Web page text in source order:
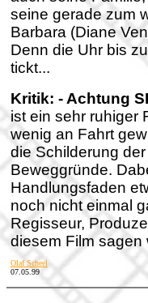
seine gerade zum
Barbara (Diane
Denn die Uhr bis
tickt...
Kritik: - Achtung
ist ein sehr ruhiger
wenig an Fahrt
die Schilderung
Beweggründe.
Handlungsfaden
noch nicht einmal
Regisseur,
diesem Film sagen
Olaf Scheel
07.05.99